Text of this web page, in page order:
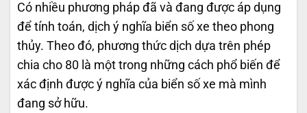
Có nhiều phương pháp đã và đang được áp dụng
để tính toán, dịch ý nghĩa biển số xe theo phong
thủy. Theo đó, phương thức dịch dựa trên phép
chia cho 80 là một trong những cách phổ biến để
xác định được ý nghĩa của biển số xe mà mình
đang sở hữu.